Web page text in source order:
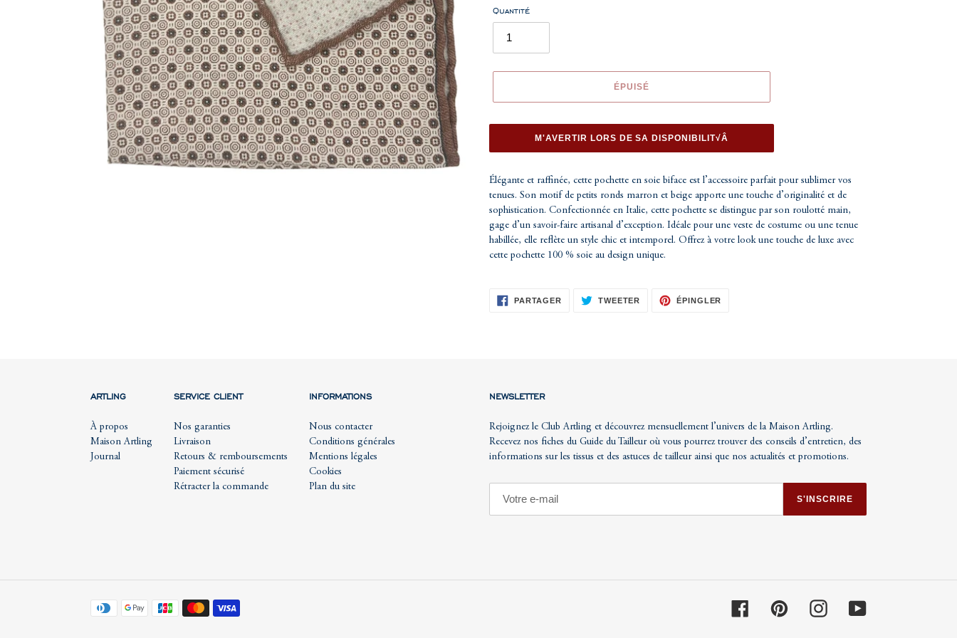
Quantité
ÉPUISÉ
M'AVERTIR LORS DE SA DISPONIBILIT√Â
d'un
produit
à
votre
panier
Élégante et raffinée, cette pochette en soie biface est l’accessoire parfait pour sublimer vos
tenues. Son motif de petits ronds marron et beige apporte une touche d’originalité et de
sophistication. Confectionnée en Italie, cette pochette se distingue par son roulotté main,
gage d’un savoir-faire artisanal d’exception. Idéale pour une veste de costume ou une tenue
habillée, elle reflète un style chic et intemporel. Offrez à votre look une touche de luxe avec
cette pochette 100 % soie au design unique.
PARTAGER PARTAGERTWEETER TWEETERÉPINGLER
ARTLING
À propos
Maison Artling
Journal
SERVICE CLIENT
Nos garanties
Livraison
Retours & remboursements
Paiement sécurisé
Rétracter la commande
INFORMATIONS
Nous contacter
Conditions générales
Mentions légales
Cookies
Plan du site
NEWSLETTER
Rejoignez le Club Artling et découvrez mensuellement l’univers de la Maison Artling.
Recevez nos fiches du Guide du Tailleur où vous pourrez trouver des conseils d’entretien, des
informations sur les tissus et des astuces de tailleur ainsi que nos actualités et promotions.
S'INSCRIRE
Moyens
FacebookPinterest InstagramYouTube